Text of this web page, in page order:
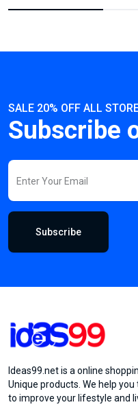
SALE 20% OFF ALL
Subscribe
Subscribe
Ideas99.net is a online
Unique products. We help
to improve your lifestyle and